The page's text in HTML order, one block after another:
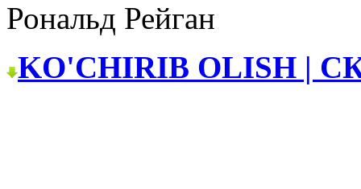
Рональд Рейган
KO'CHIRIB OLISH |